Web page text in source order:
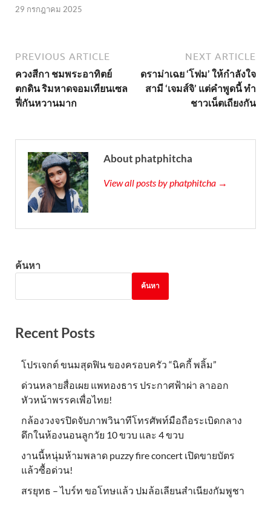
29 กรกฎาคม 2025
PREVIOUS ARTICLE
ควงสีกา ชมพระอาทิตย์
ตกดิน ริมหาดจอมเทียนเซล
ฟี่กันหวานมาก
NEXT ARTICLE
ดราม่าเฉย ‘โฟม’ ให้กำลังใจ
สามี ‘เจมส์จิ’ แต่คำพูดนี้ ทำ
ชาวเน็ตเถียงกัน
About phatphitcha
View all posts by phatphitcha →
ค้นหา
ค้นหา
Recent Posts
โปรเจกต์ ขนมสุดฟิน ของครอบครัว “นิคกี้ พลิ้ม”
ด่วนหลายสื่อเผย แพทองธาร ประกาศฟ้าผ่า ลาออก
หัวหน้าพรรคเพื่อไทย!
กล้องวงจรปิดจับภาพวินาทีโทรศัพท์มือถือระเบิดกลาง
ดึกในห้องนอนลูกวัย 10 ขวบ และ 4 ขวบ
งานนี้หนุ่มห้ามพลาด puzzy fire concert เปิดขายบัตร
แล้วซื้อด่วน!
สรยุทธ – ไบร์ท ขอโทษแล้ว ปมล้อเลียนสำเนียงกัมพูชา